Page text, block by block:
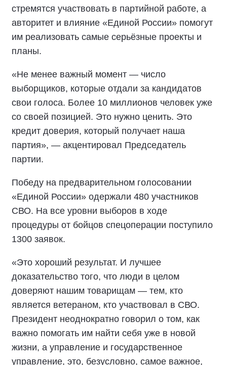
стремятся участвовать в партийной работе, а
авторитет и влияние «Единой России» помогут
им реализовать самые серьёзные проекты и
планы.
«Не менее важный момент — число
выборщиков, которые отдали за кандидатов
свои голоса. Более 10 миллионов человек уже
со своей позицией. Это нужно ценить. Это
кредит доверия, который получает наша
партия», — акцентировал Председатель
партии.
Победу на предварительном голосовании
«Единой России» одержали 480 участников
СВО. На все уровни выборов в ходе
процедуры от бойцов спецоперации поступило
1300 заявок.
«Это хороший результат. И лучшее
доказательство того, что люди в целом
доверяют нашим товарищам — тем, кто
является ветераном, кто участвовал в СВО.
Президент неоднократно говорил о том, как
важно помогать им найти себя уже в новой
жизни, а управление и государственное
управление, это, безусловно, самое важное,